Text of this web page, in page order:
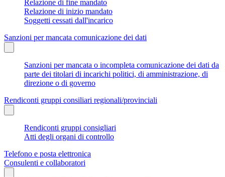
Relazione di fine mandato
Relazione di inizio mandato
Soggetti cessati dall'incarico
Sanzioni per mancata comunicazione dei dati
Sanzioni per mancata o incompleta comunicazione dei dati da
parte dei titolari di incarichi politici, di amministrazione, di
direzione o di governo
Rendiconti gruppi consiliari regionali/provinciali
Rendiconti gruppi consigliari
Atti degli organi di controllo
Telefono e posta elettronica
Consulenti e collaboratori